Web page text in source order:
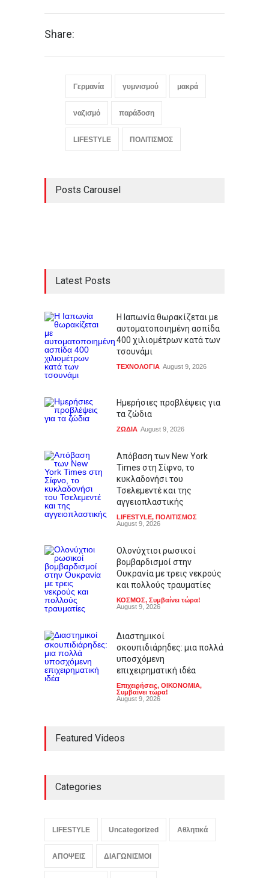
Share:
Γερμανία γυμνισμού μακρά
ναζισμό παράδοση
LIFESTYLE ΠΟΛΙΤΙΣΜΟΣ
Posts Carousel
Latest Posts
Η Ιαπωνία θωρακίζεται με
αυτοματοποιημένη ασπίδα
400 χιλιομέτρων κατά των
τσουνάμι
ΤΕΧΝΟΛΟΓΙΑ August 9, 2026
Ημερήσιες προβλέψεις για
τα ζώδια
ΖΩΔΙΑ August 9, 2026
Απόβαση των New York
Times στη Σίφνο, το
κυκλαδονήσι του
Τσελεμεντέ και της
αγγειοπλαστικής
LIFESTYLE, ΠΟΛΙΤΙΣΜΟΣ
August 9, 2026
Ολονύχτιοι ρωσικοί
βομβαρδισμοί στην
Ουκρανία με τρεις νεκρούς
και πολλούς τραυματίες
ΚΟΣΜΟΣ, Συμβαίνει τώρα!
August 9, 2026
Διαστημικοί
σκουπιδιάρηδες: μια πολλά
υποσχόμενη
επιχειρηματική ιδέα
Επιχειρήσεις, ΟΙΚΟΝΟΜΙΑ,
Συμβαίνει τώρα!
August 9, 2026
Featured Videos
Categories
LIFESTYLE Uncategorized Αθλητικά
ΑΠΟΨΕΙΣ ΔΙΑΓΩΝΙΣΜΟΙ